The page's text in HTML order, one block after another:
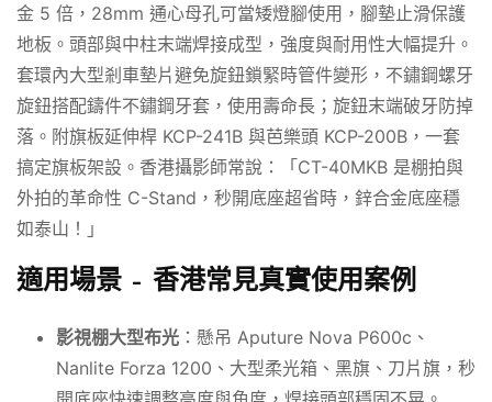
金 5 倍，28mm 通心母孔可當矮燈腳使用，腳墊止滑保護
地板。頭部與中柱末端焊接成型，強度與耐用性大幅提升。
套環內大型剎車墊片避免旋鈕鎖緊時管件變形，不鏽鋼螺牙
旋鈕搭配鑄件不鏽鋼牙套，使用壽命長；旋鈕末端破牙防掉
落。附旗板延伸桿 KCP-241B 與芭樂頭 KCP-200B，一套
搞定旗板架設。香港攝影師常說：「CT-40MKB 是棚拍與
外拍的革命性 C-Stand，秒開底座超省時，鋅合金底座穩
如泰山！」
適用場景 – 香港常見真實使用案例
影視棚大型布光 ：懸吊 Aputure Nova P600c、
Nanlite Forza 1200、大型柔光箱、黑旗、刀片旗，秒